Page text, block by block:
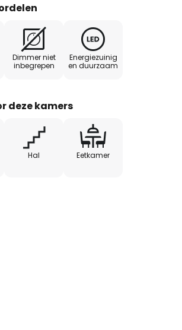
geschikte, dimbare LED driver -
eenheid 10 cm) -
Dimmer niet
inbegrepen
Energiezuinig
en duurzaam
deze kamers
Hal Eetkamer